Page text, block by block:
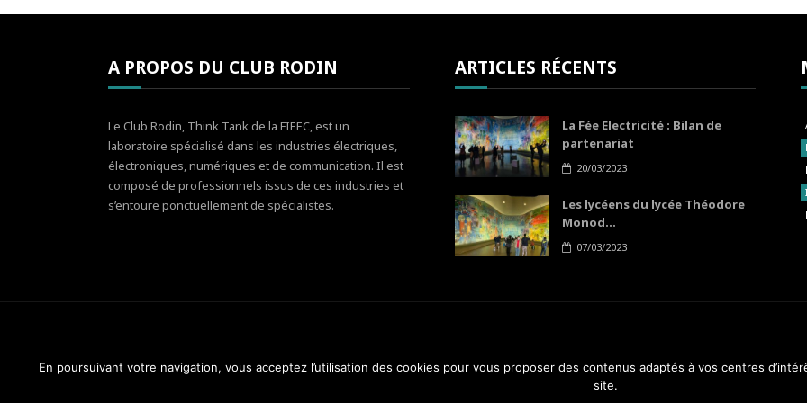
A PROPOS DU CLUB RODIN
Le Club Rodin, Think Tank de la FIEEC, est un
laboratoire spécialisé dans les industries électriques,
électroniques, numériques et de communication. Il est
composé de professionnels issus de ces industries et
s’entoure ponctuellement de spécialistes.
ARTICLES RÉCENTS
La Fée Electricité : Bilan de
partenariat
20/03/2023
Les lycéens du lycée Théodore
Monod...
07/03/2023
Club Rodin - FIEEC © 2014-2018. Tous droits réservés.
A
En poursuivant votre navigation, vous acceptez l’utilisation des cookies pour vous proposer des contenus adaptés à vos centres
site.